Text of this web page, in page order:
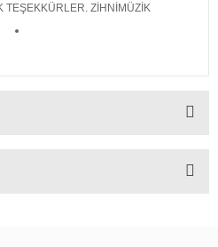
TEŞEKKÜRLER. ZİHNİMÜZİK